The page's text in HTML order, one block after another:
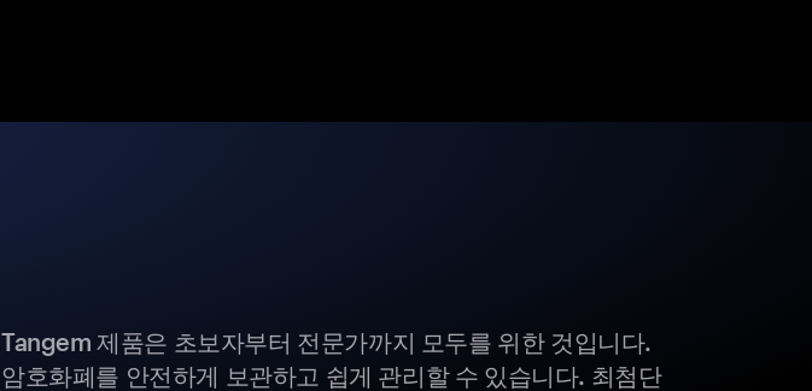
Tangem 제품은 초보자부터 전문가까지 모두를 위한 것입니다.
암호화폐를 안전하게 보관하고 쉽게 관리할 수 있습니다. 최첨단